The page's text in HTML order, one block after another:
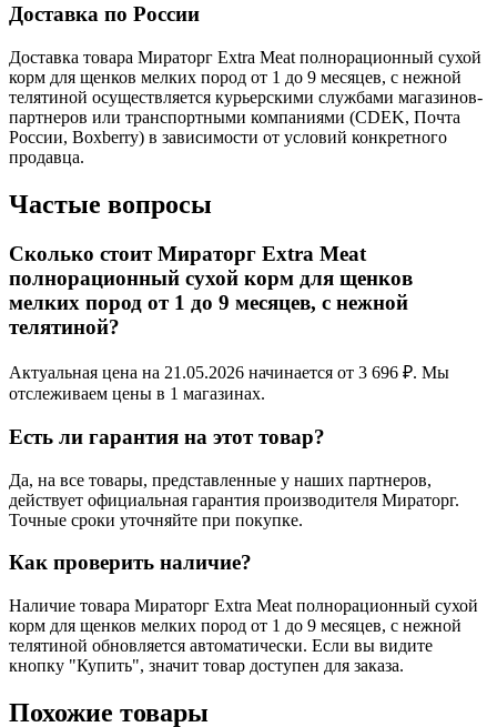
Доставка по России
Доставка товара Мираторг Extra Meat полнорационный сухой
корм для щенков мелких пород от 1 до 9 месяцев, c нежной
телятиной осуществляется курьерскими службами магазинов-
партнеров или транспортными компаниями (CDEK, Почта
России, Boxberry) в зависимости от условий конкретного
продавца.
Частые вопросы
Сколько стоит Мираторг Extra Meat
полнорационный сухой корм для щенков
мелких пород от 1 до 9 месяцев, c нежной
телятиной?
Актуальная цена на 21.05.2026 начинается от 3 696 ₽. Мы
отслеживаем цены в 1 магазинах.
Есть ли гарантия на этот товар?
Да, на все товары, представленные у наших партнеров,
действует официальная гарантия производителя Мираторг.
Точные сроки уточняйте при покупке.
Как проверить наличие?
Наличие товара Мираторг Extra Meat полнорационный сухой
корм для щенков мелких пород от 1 до 9 месяцев, c нежной
телятиной обновляется автоматически. Если вы видите
кнопку "Купить", значит товар доступен для заказа.
Похожие товары